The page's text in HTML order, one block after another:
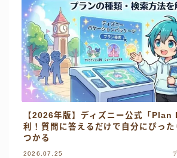
【2026年版】ディズニー公式「
利！質問に答えるだけで自分にぴっ
つかる
2026.07.25